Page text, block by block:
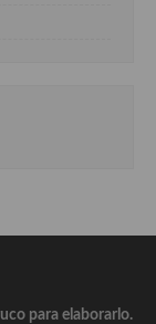
para elaborarlo.